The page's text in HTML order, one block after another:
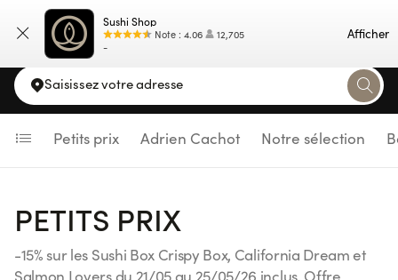
Sushi Shop
Note : 4.06
12,705
-
Afficher
Carte
Saisissez votre adresse
Petits prix Adrien Cachot Notre sélection
PETITS PRIX
-15% sur les Sushi Box Crispy Box, California Dream et